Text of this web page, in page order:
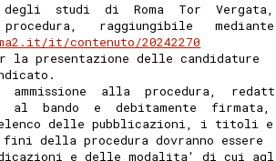
studi  di  Roma  Tor
raggiungibile
it/contenuto/20242270
la presentazione delle candidature
ammissione  alla  procedura,
al  bando  e  debitamente
delle pubblicazioni, i titoli e
della procedura dovranno essere
e delle modalita' di cui